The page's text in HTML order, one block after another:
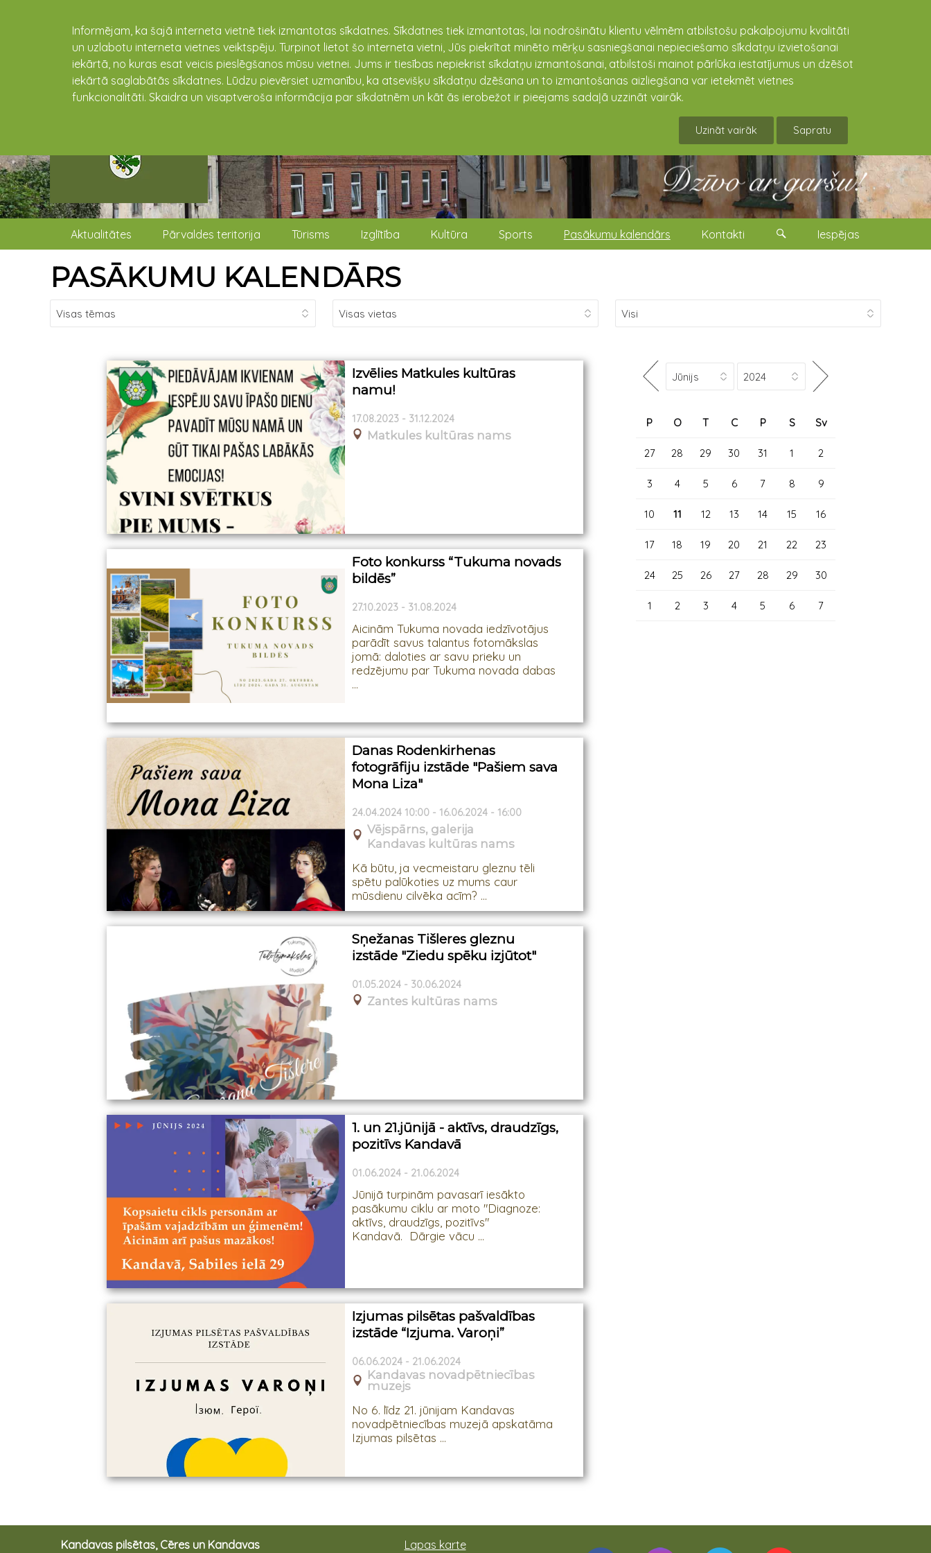
Informējam, ka šajā interneta vietnē tiek izmantotas sīkdatnes. Sīkdatnes tiek izmantotas, lai nodrošinātu klientu vēlmēm atbilstošu pakalpojumu kvalitāti
un uzlabotu interneta vietnes veiktspēju. Turpinot lietot šo interneta vietni, Jūs piekrītat minēto mērķu sasniegšanai nepieciešamo sīkdatņu izvietošanai
iekārtā, no kuras esat veicis pieslēgšanos mūsu vietnei. Jums ir tiesības nepiekrist sīkdatņu izmantošanai, atbilstoši mainot pārlūka iestatījumus un dzēšot
iekārtā saglabātās sīkdatnes. Lūdzu pievērsiet uzmanību, ka atsevišķu sīkdatņu dzēšana un to izmantošanas aizliegšana var ietekmēt vietnes
funkcionalitāti. Skaidra un visaptveroša informācija par sīkdatnēm un kāt ās ierobežot ir pieejams sadaļā uzzināt vairāk.
Uzināt vairāk Sapratu
Aktualitātes Pārvaldes teritorija Tūrisms Izglītība Kultūra Sports Pasākumu kalendārs Kontakti Iespējas
PASĀKUMU KALENDĀRS
Izvēlies Matkules kultūras
namu!
17.08.2023 - 31.12.2024
Matkules kultūras nams
Foto konkurss “Tukuma novads
bildēs”
27.10.2023 - 31.08.2024
Aicinām Tukuma novada iedzīvotājus
parādīt savus talantus fotomākslas
jomā: daloties ar savu prieku un
redzējumu par Tukuma novada dabas
...
Danas Rodenkirhenas
fotogrāfiju izstāde "Pašiem sava
Mona Liza"
24.04.2024 10:00 - 16.06.2024 - 16:00
Vējspārns, galerija
Kandavas kultūras nams
Kā būtu, ja vecmeistaru gleznu tēli
spētu palūkoties uz mums caur
mūsdienu cilvēka acīm? ...
Sņežanas Tišleres gleznu
izstāde "Ziedu spēku izjūtot"
01.05.2024 - 30.06.2024
Zantes kultūras nams
1. un 21.jūnijā - aktīvs, draudzīgs,
pozitīvs Kandavā
01.06.2024 - 21.06.2024
Jūnijā turpinām pavasarī iesākto
pasākumu ciklu ar moto "Diagnoze:
aktīvs, draudzīgs, pozitīvs"
Kandavā. Dārgie vācu ...
Izjumas pilsētas pašvaldības
izstāde “Izjuma. Varoņi”
06.06.2024 - 21.06.2024
Kandavas novadpētniecības
muzejs
No 6. līdz 21. jūnijam Kandavas
novadpētniecības muzejā apskatāma
Izjumas pilsētas ...
P O T C P S Sv
27 28 29 30 31 1 2
3 4 5 6 7 8 9
10 11 12 13 14 15 16
17 18 19 20 21 22 23
24 25 26 27 28 29 30
1 2 3 4 5 6 7
Kandavas pilsētas, Cēres un Kandavas Lapas karte